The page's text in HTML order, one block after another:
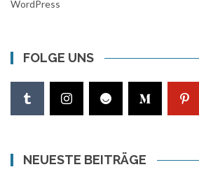
WordPress
FOLGE UNS
NEUESTE BEITRÄGE